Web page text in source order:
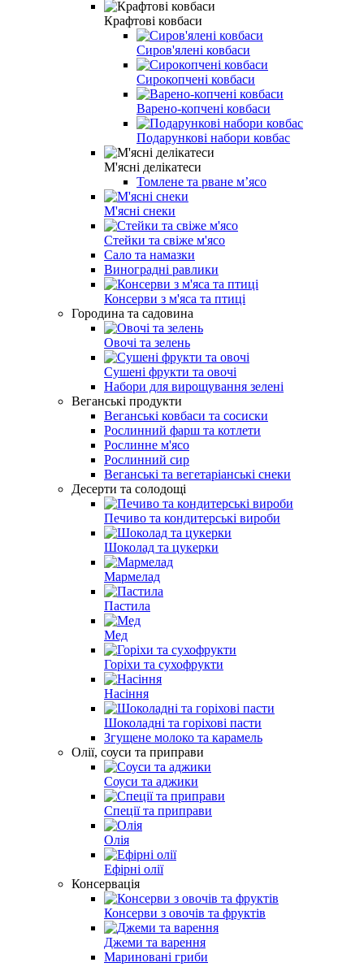
Крафтові ковбаси
Сиров'ялені ковбаси
Сирокопчені ковбаси
Варено-копчені ковбаси
Подарункові набори ковбас
М'ясні делікатеси
Томлене та рване м’ясо
М'ясні снеки
Стейки та свіже м'ясо
Сало та намазки
Виноградні равлики
Консерви з м'яса та птиці
Городина та садовина
Овочі та зелень
Сушені фрукти та овочі
Набори для вирощування зелені
Веганські продукти
Веганські ковбаси та сосиски
Рослинний фарш та котлети
Рослинне м'ясо
Рослинний сир
Веганські та вегетаріанські снеки
Десерти та солодощі
Печиво та кондитерські вироби
Шоколад та цукерки
Мармелад
Пастила
Мед
Горіхи та сухофрукти
Насіння
Шоколадні та горіхові пасти
Згущене молоко та карамель
Олії, соуси та приправи
Соуси та аджики
Спеції та приправи
Олія
Ефірні олії
Консервація
Консерви з овочів та фруктів
Джеми та варення
Мариновані гриби